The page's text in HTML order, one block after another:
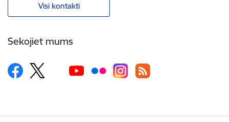
Visi kontakti
Sekojiet mums